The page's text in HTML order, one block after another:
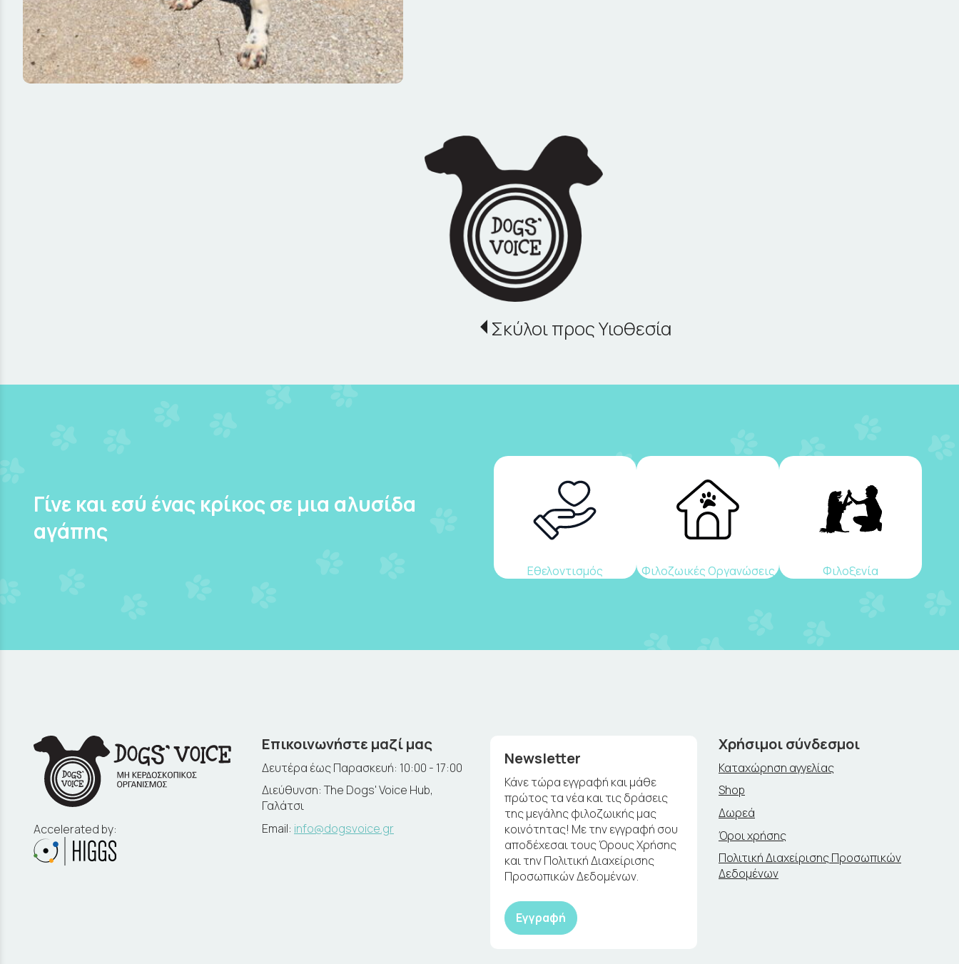
Σκύλοι προς Υιοθεσία
Γίνε και εσύ ένας κρίκος σε μια αλυσίδα
αγάπης
Εθελοντισμός Φιλοζωικές Οργανώσεις Φιλοξενία
Accelerated by:
Επικοινωνήστε μαζί μας
Δευτέρα έως Παρασκευή: 10:00 - 17:00
Διεύθυνση: The Dogs' Voice Hub,
Γαλάτσι
Email: info@dogsvoice.gr
Newsletter
Κάνε τώρα εγγραφή και μάθε
πρώτος τα νέα και τις δράσεις
της μεγάλης φιλοζωικής μας
κοινότητας! Με την εγγραφή σου
αποδέχεσαι τους Όρους Χρήσης
και την Πολιτική Διαχείρισης
Προσωπικών Δεδομένων.
Εγγραφή
Χρήσιμοι σύνδεσμοι
Καταχώρηση αγγελίας
Shop
Δωρεά
Όροι χρήσης
Πολιτική Διαχείρισης Προσωπικών
Δεδομένων